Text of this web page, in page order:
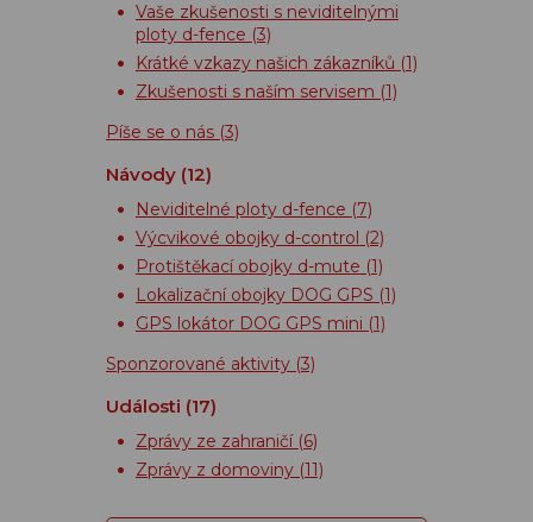
Vaše zkušenosti s neviditelnými
ploty d-fence (3)
Krátké vzkazy našich zákazníků (1)
Zkušenosti s naším servisem (1)
Píše se o nás (3)
Návody (12)
Neviditelné ploty d-fence (7)
Výcvikové obojky d-control (2)
Protištěkací obojky d-mute (1)
Lokalizační obojky DOG GPS (1)
GPS lokátor DOG GPS mini (1)
Sponzorované aktivity (3)
Události (17)
Zprávy ze zahraničí (6)
Zprávy z domoviny (11)